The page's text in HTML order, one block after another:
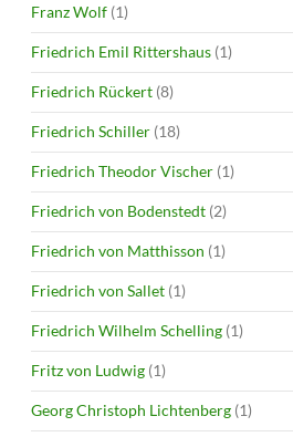
Franz Wolf (1)
Friedrich Emil Rittershaus (1)
Friedrich Rückert (8)
Friedrich Schiller (18)
Friedrich Theodor Vischer (1)
Friedrich von Bodenstedt (2)
Friedrich von Matthisson (1)
Friedrich von Sallet (1)
Friedrich Wilhelm Schelling (1)
Fritz von Ludwig (1)
Georg Christoph Lichtenberg (1)